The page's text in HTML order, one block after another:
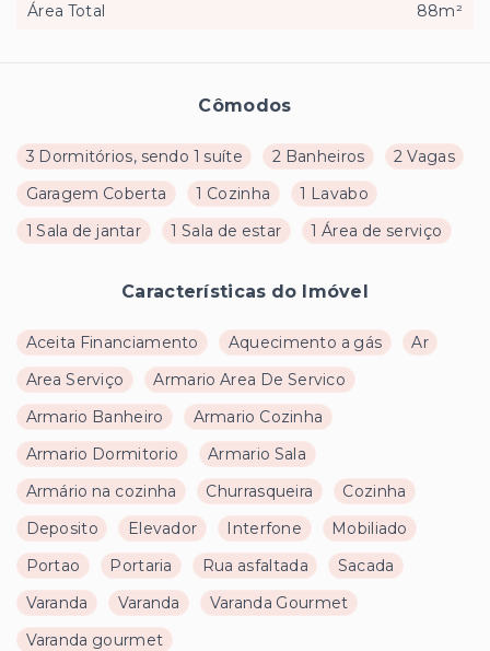
Cômodos
3 Dormitórios, sendo 1 suíte 2 Banheiros
2 Vagas
Garagem Coberta
1 Cozinha
1 Lavabo
1 Sala de jantar
1 Sala de estar 1 Área de serviço
Características do Imóvel
Aceita Financiamento Aquecimento a gás
Ar
Area Serviço
Armario Area De Servico
Armario Banheiro
Armario Cozinha
Armario Dormitorio
Armario Sala
Armário na cozinha
Churrasqueira
Cozinha
Deposito
Elevador Interfone
Mobiliado
Portao
Portaria Rua asfaltada
Sacada
Varanda
Varanda
Varanda Gourmet
Varanda gourmet
Área Total
88m²